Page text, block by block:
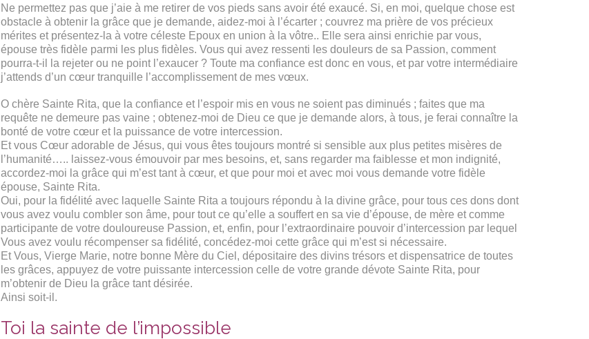
Ne permettez pas que j’aie à me retirer de vos pieds sans avoir été exaucé. Si, en moi, quelque chose est
obstacle à obtenir la grâce que je demande, aidez-moi à l’écarter ; couvrez ma prière de vos précieux
mérites et présentez-la à votre céleste Epoux en union à la vôtre.. Elle sera ainsi enrichie par vous,
épouse très fidèle parmi les plus fidèles. Vous qui avez ressenti les douleurs de sa Passion, comment
pourra-t-il la rejeter ou ne point l’exaucer ? Toute ma confiance est donc en vous, et par votre intermédiaire
j’attends d’un cœur tranquille l’accomplissement de mes vœux.
O chère Sainte Rita, que la confiance et l’espoir mis en vous ne soient pas diminués ; faites que ma
requête ne demeure pas vaine ; obtenez-moi de Dieu ce que je demande alors, à tous, je ferai connaître la
bonté de votre cœur et la puissance de votre intercession.
Et vous Cœur adorable de Jésus, qui vous êtes toujours montré si sensible aux plus petites misères de
l’humanité….. laissez-vous émouvoir par mes besoins, et, sans regarder ma faiblesse et mon indignité,
accordez-moi la grâce qui m’est tant à cœur, et que pour moi et avec moi vous demande votre fidèle
épouse, Sainte Rita.
Oui, pour la fidélité avec laquelle Sainte Rita a toujours répondu à la divine grâce, pour tous ces dons dont
vous avez voulu combler son âme, pour tout ce qu’elle a souffert en sa vie d’épouse, de mère et comme
participante de votre douloureuse Passion, et, enfin, pour l’extraordinaire pouvoir d’intercession par lequel
Vous avez voulu récompenser sa fidélité, concédez-moi cette grâce qui m’est si nécessaire.
Et Vous, Vierge Marie, notre bonne Mère du Ciel, dépositaire des divins trésors et dispensatrice de toutes
les grâces, appuyez de votre puissante intercession celle de votre grande dévote Sainte Rita, pour
m’obtenir de Dieu la grâce tant désirée.
Ainsi soit-il.
Toi la sainte de l’impossible